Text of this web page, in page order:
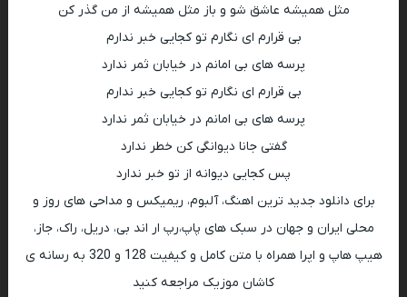
مثل همیشه عاشق شو و باز مثل همیشه از من گذر کن
بی قرارم ای نگارم تو کجایی خبر ندارم
پرسه های بی امانم در خیابان ثمر ندارد
بی قرارم ای نگارم تو کجایی خبر ندارم
پرسه های بی امانم در خیابان ثمر ندارد
گفتی جانا دیوانگی کن خطر ندارد
پس کجایی دیوانه از تو خبر ندارد
برای دانلود جدید ترین اهنگ، آلبوم، ریمیکس و مداحی های روز و
محلی ایران و جهان در سبک های پاپ،رپ ار اند بی، دریل، راک، جاز،
هیپ هاپ و اپرا همراه با متن کامل و کیفیت 128 و 320 به رسانه ی
کاشان موزیک مراجعه کنید